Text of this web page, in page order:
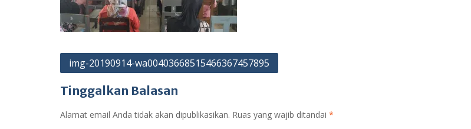
Navigasi
img-20190914-wa00403668515466367457895
Tinggalkan Balasan
Alamat email Anda tidak akan dipublikasikan. Ruas yang wajib ditandai *